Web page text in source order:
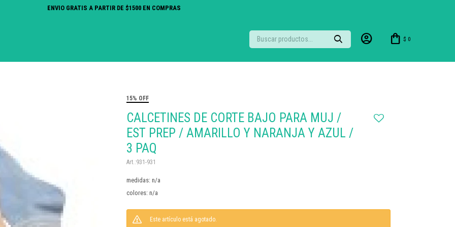
ENVIO GRATIS A PARTIR DE $1500 EN COMPRAS
$ 0
15% OFF
CALCETINES DE CORTE BAJO PARA MUJ /
EST PREP / AMARILLO Y NARANJA Y AZUL /
3 PAQ
931-931
medidas: n/a
colores: n/a
Este artículo está agotado.